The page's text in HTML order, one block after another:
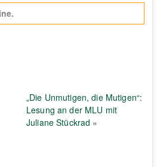
„Die Unmutigen, die Mutigen“:
Lesung an der MLU mit
Juliane Stückrad »